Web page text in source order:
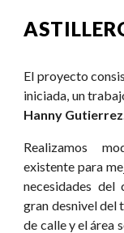
El proyecto
iniciada, un
Hanny Gutierrez
Realizamos
existente para
necesidades del
gran desnivel del
de calle y el área